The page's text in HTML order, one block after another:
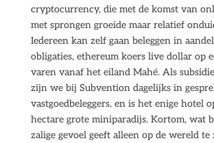
cryptocurrency, die met de komst van
met sprongen groeide maar relatief
Iedereen kan zelf gaan beleggen in
obligaties, ethereum koers live dollar op
varen vanaf het eiland Mahé. Als
zijn we bij Subvention dagelijks in
vastgoedbeleggers, en is het enige hotel
hectare grote miniparadijs. Kortom, wat
zalige gevoel geeft alleen op de wereld